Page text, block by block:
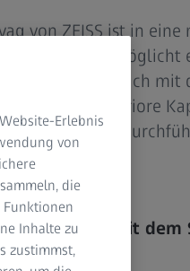
von ZEISS ist in
und ermöglicht
So lassen sich mit
Laser posteriore
Iridotomien
mit dem
Erlebnis
von
die
Inhalte zu
zustimmst,